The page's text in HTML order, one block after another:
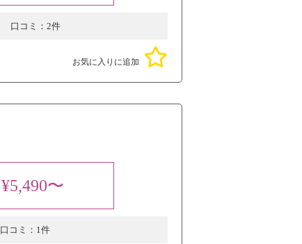
口コミ：2件
お気に入りに追加
¥5,490〜
口コミ： 1件